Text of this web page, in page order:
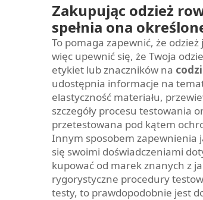
Zakupując odzież
spełnia ona
To pomaga zapewnić, że odzież
więc upewnić się, że Twoja
etykiet lub znaczników na
udostępnia informacje na
elastyczność materiału,
szczegóły procesu testowania
przetestowana pod kątem
Innym sposobem zapewnienia
się swoimi doświadczeniami
kupować od marek znanych z
rygorystyczne procedury
testy, to prawdopodobnie jest